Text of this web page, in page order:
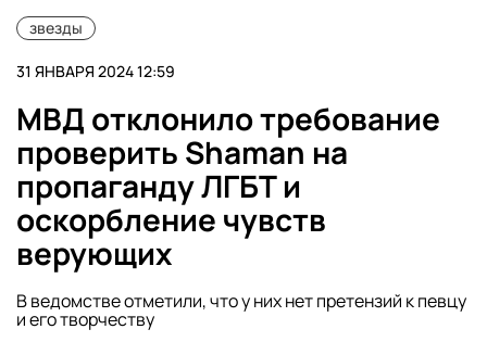
звезды
31 ЯНВАРЯ 2024 12:59
МВД отклонило требование
проверить Shaman на
пропаганду ЛГБТ и
оскорбление чувств
верующих
В ведомстве отметили, что у них нет претензий к певцу
и его творчеству